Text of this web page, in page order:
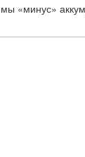
«ми­нус»